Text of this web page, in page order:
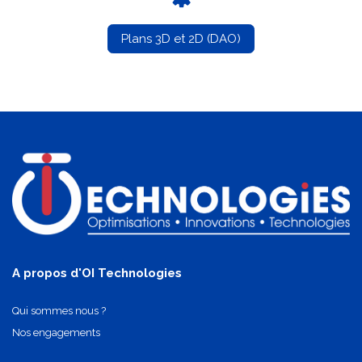
Plans 3D et 2D (DAO)
A propos d'OI Technologies
Qui sommes nous ?
Nos engagements